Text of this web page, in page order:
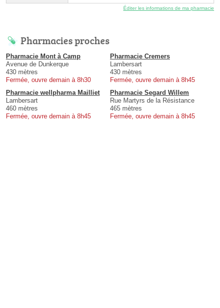
Éditer les informations de ma pharmacie
Pharmacies proches
Pharmacie Mont à Camp
Avenue de Dunkerque
430 mètres
Fermée, ouvre demain à 8h30
Pharmacie Cremers
Lambersart
430 mètres
Fermée, ouvre demain à 8h45
Pharmacie wellpharma Mailliet
Lambersart
460 mètres
Fermée, ouvre demain à 8h45
Pharmacie Segard Willem
Rue Martyrs de la Résistance
465 mètres
Fermée, ouvre demain à 8h45